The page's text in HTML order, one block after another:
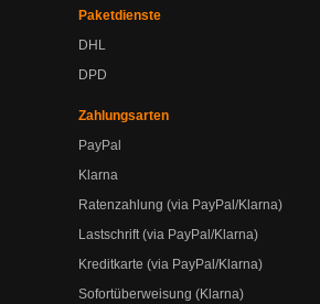
Paketdienste
DHL
DPD
Zahlungsarten
PayPal
Klarna
Ratenzahlung (via PayPal/Klarna)
Lastschrift (via PayPal/Klarna)
Kreditkarte (via PayPal/Klarna)
Sofortüberweisung (Klarna)